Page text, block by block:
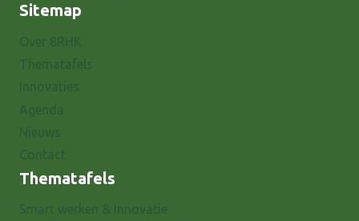
Sitemap
Thematafels